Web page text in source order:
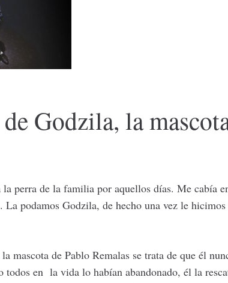
Godzila, la
la perra de la familia por aquellos días. Me cabía
La podamos Godzila, de hecho una vez le
mascota de Pablo Remalas se trata de que él
todos en la vida lo habían abandonado, él la